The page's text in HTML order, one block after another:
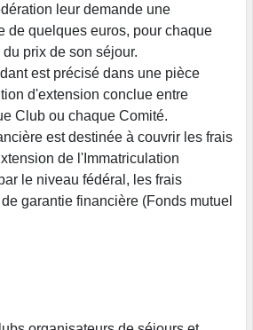
leur demande une
de quelques euros, pour chaque
prix de son séjour.
est précisé dans une pièce
d'extension conclue entre
Club ou chaque Comité.
est destinée à couvrir les frais
de l'Immatriculation
le niveau fédéral, les frais
garantie financière (Fonds mutuel